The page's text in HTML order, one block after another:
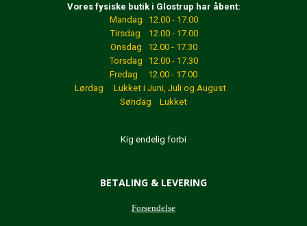
Vores fysiske butik i Glostrup har åbent:
Mandag 12.00 - 17.00
Tirsdag 12.00 - 17.00
Onsdag 12.00 - 17.30
Torsdag 12.00 - 17.30
Fredag 12.00 - 17.00
Lørdag Lukket i Juni, Juli og August
Søndag Lukket
Kig endelig forbi
BETALING & LEVERING
Forsendelse